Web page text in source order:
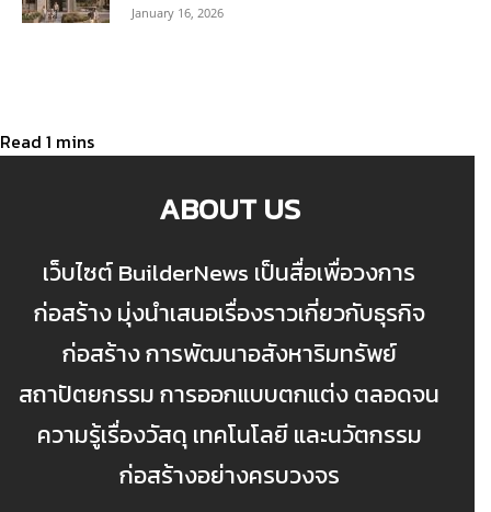
January 16, 2026
ABOUT US
เว็บไซต์ BuilderNews เป็นสื่อเพื่อวงการ
ก่อสร้าง มุ่งนำเสนอเรื่องราวเกี่ยวกับธุรกิจ
ก่อสร้าง การพัฒนาอสังหาริมทรัพย์
สถาปัตยกรรม การออกแบบตกแต่ง ตลอดจน
ความรู้เรื่องวัสดุ เทคโนโลยี และนวัตกรรม
ก่อสร้างอย่างครบวงจร